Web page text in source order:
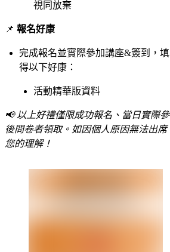
視同放棄
📌 報名好康
完成報名並實際參加講座&簽到，
得以下好康：
活動精華版資料
📢 以上好禮僅限成功報名、當日實際
後問卷者領取。如因個人原因無法出
您的理解！